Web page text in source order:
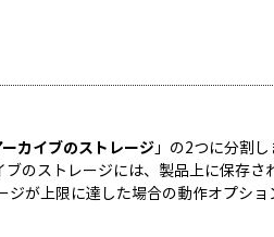
カイブのストレージ」の2つに分割
のストレージには、製品上に保存
が上限に達した場合の動作オプショ